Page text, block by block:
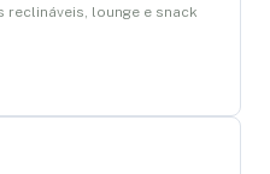
lounge e snack